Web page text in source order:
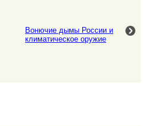
Вонючие дымы России и
климатическое оружие